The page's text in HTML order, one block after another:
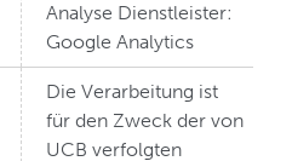
Analyse Dienstleister:
Google Analytics
Die Verarbeitung ist
für den Zweck der von
UCB verfolgten